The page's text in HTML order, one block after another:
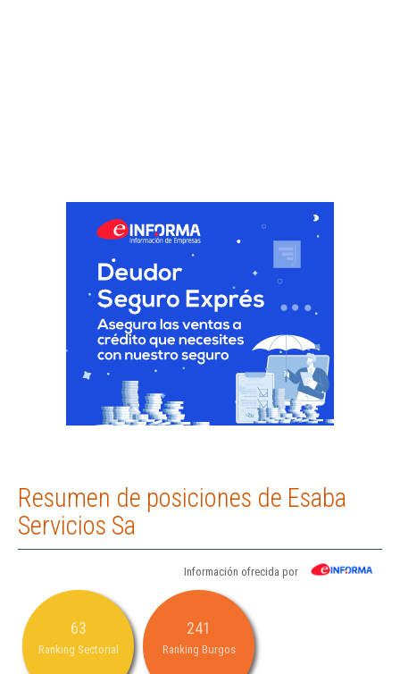
Resumen de posiciones de Esaba
Servicios Sa
Información ofrecida por
63
Ranking Sectorial
241
Ranking Burgos